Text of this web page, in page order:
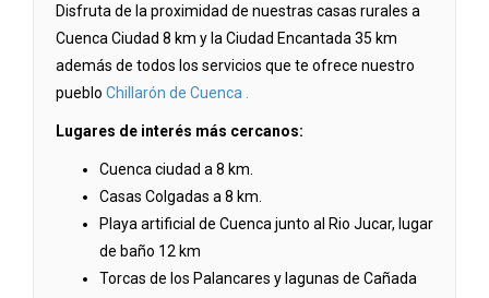
Disfruta de la proximidad de nuestras casas rurales a
Cuenca Ciudad 8 km y la Ciudad Encantada 35 km
además de todos los servicios que te ofrece nuestro
pueblo Chillarón de Cuenca .
Lugares de interés más cercanos:
Cuenca ciudad a 8 km.
Casas Colgadas a 8 km.
Playa artificial de Cuenca junto al Rio Jucar, lugar
de baño 12 km
Torcas de los Palancares y lagunas de Cañada